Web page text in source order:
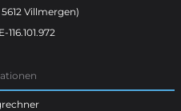
Villmergen)
116.101.972